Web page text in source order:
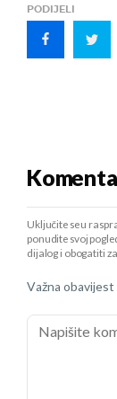
PODIJELI
Uključite se u
ponudite svoj
dijalog i obogatiti
Važna obavijest